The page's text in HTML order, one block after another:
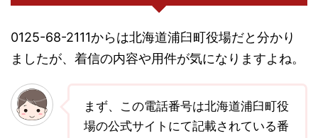
0125-68-2111からは北海道浦臼町役場だと分かり
ましたが、着信の内容や用件が気になりますよね。
まず、この電話番号は北海道浦臼町役
場の公式サイトにて記載されている番